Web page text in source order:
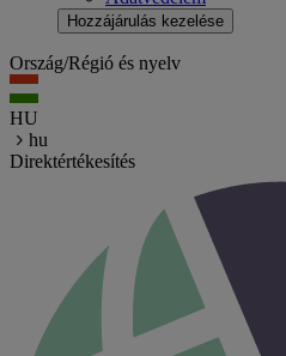
Hozzájárulás kezelése
Ország/Régió és nyelv
HU
hu
Direktértékesítés